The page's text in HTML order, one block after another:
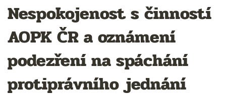
Nespokojenost s činností
AOPK ČR a oznámení
podezření na spáchání
protiprávního jednání